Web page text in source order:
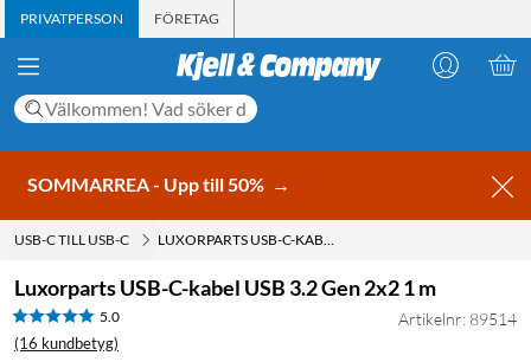
PRIVATPERSON FÖRETAG
SOMMARREA - Upp till 50% →
USB-C TILL USB-C LUXORPARTS USB-C-KABEL USB 3.2 GEN 2X2 1 M
Luxorparts USB-C-kabel USB 3.2 Gen 2x2 1 m
5.0
(16 kundbetyg)
Artikelnr: 89514